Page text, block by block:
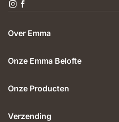
Over Emma
Onze Emma Belofte
Onze Producten
Verzending